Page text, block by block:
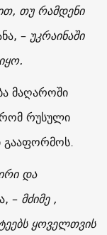
თუ რამდენი
–უკრაინაში
მაღაროში
რომ რუსული
გააფორმოს.
და
– მძიმე ,
ყოველთვის